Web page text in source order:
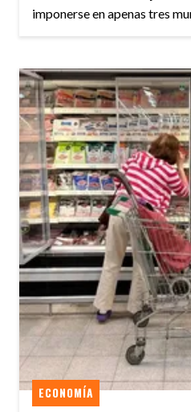
imponerse en apenas tres
ECONOMÍA